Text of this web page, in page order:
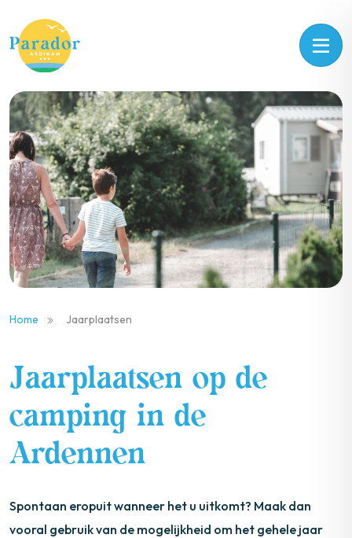
Home Jaarplaatsen
Jaarplaatsen op de
camping in de
Ardennen
Spontaan eropuit wanneer het u uitkomt? Maak dan
vooral gebruik van de mogelijkheid om het gehele jaar